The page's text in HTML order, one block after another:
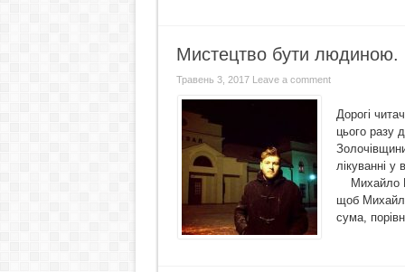
Мистецтво бути людиною.
Травень 3, 2017 Leave a comment
Дорогі
цього разу
лікуванні у
Михайло
щоб
сума,